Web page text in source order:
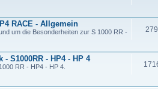
RACE - Allgemein
um die Besonderheiten zur S 1000 RR -
279
- S1000RR - HP4 - HP 4
RR - HP4 - HP 4.